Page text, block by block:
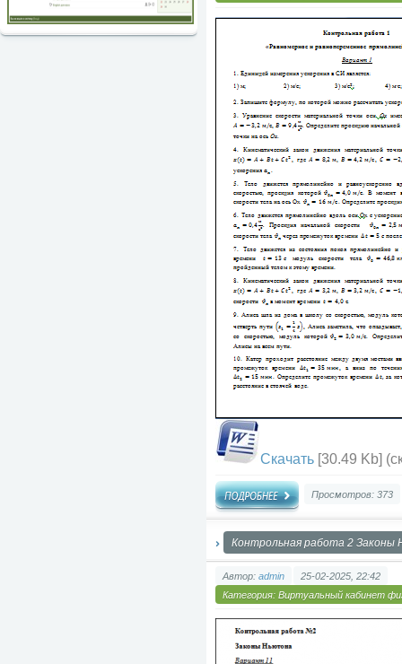
Скачать [30.49 Kb]
Просмотров: 373
Контрольная работа 2 Законы
Автор: admin
25-02-2025, 22:42
Категория: Виртуальный кабинет